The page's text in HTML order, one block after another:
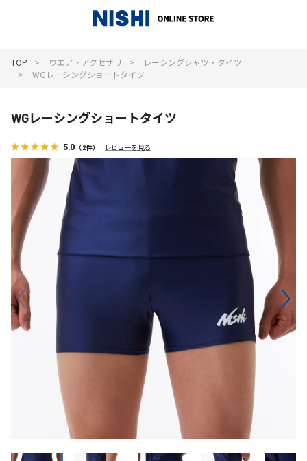
TOP ウエア・アクセサリ
レーシングシャツ・タイツ
WGレーシングショートタイツ
WGレーシングショートタイツ
5.0 （2件） レビューを見る